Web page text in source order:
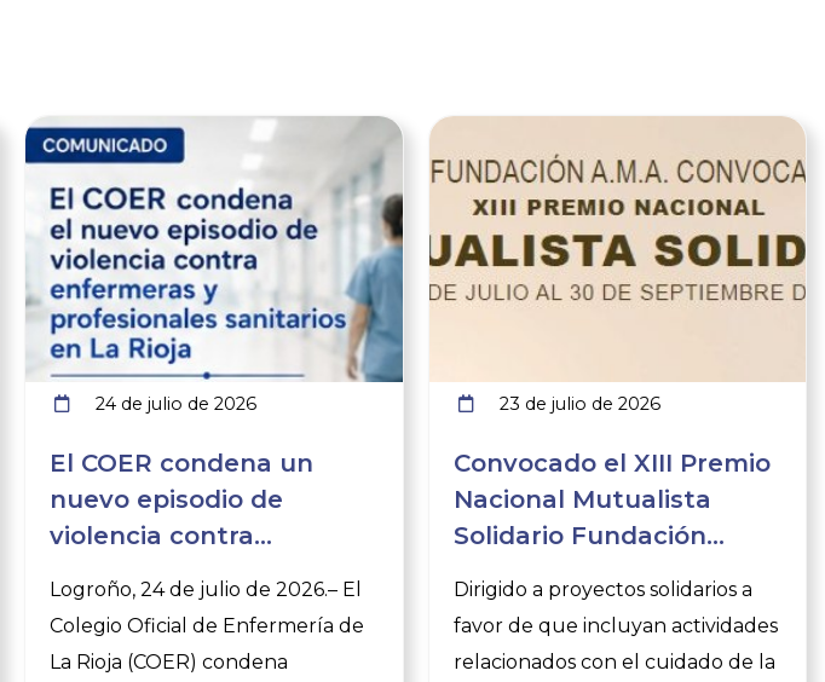
24 de julio de 2026
El COER condena un
nuevo episodio de
violencia contra
insiste en la importancia
de denunciar
Logroño, 24 de julio de 2026.– El
Colegio Oficial de Enfermería de
La Rioja (COER) condena
Ver noticia
23 de julio de 2026
Convocado el XIII Premio
Nacional Mutualista
Solidario Fundación
Dirigido a proyectos solidarios a
favor de que incluyan actividades
relacionados con el cuidado de la
Ver noticia